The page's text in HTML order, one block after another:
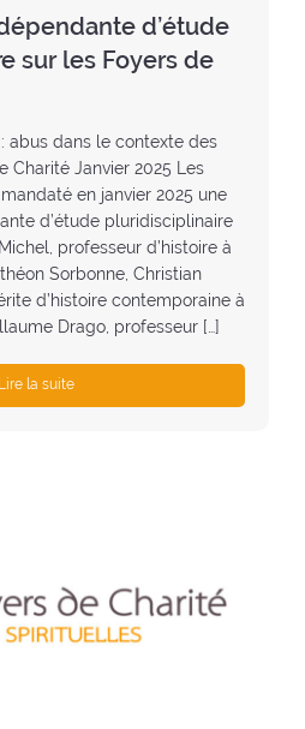
d’étude
sur les Foyers de
abus dans le contexte des
Charité Janvier 2025 Les
en janvier 2025 une
d’étude pluridisciplinaire
professeur d’histoire à
Sorbonne, Christian
d’histoire contemporaine à
Drago, professeur […]
Lire la suite